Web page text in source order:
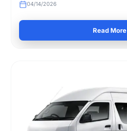
04/14/2026
Read More